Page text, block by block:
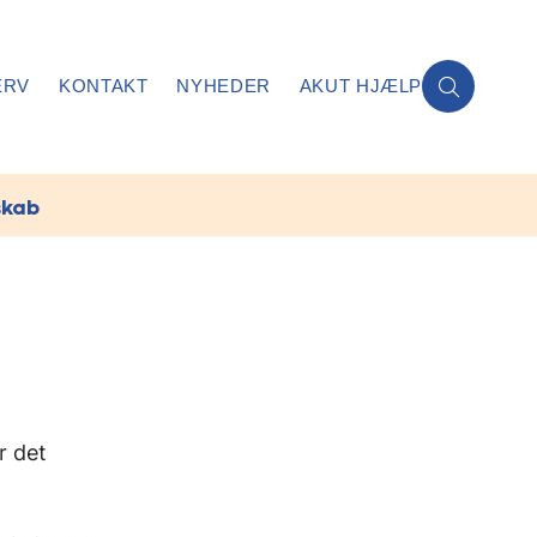
KONTAKT NYHEDER AKUT HJÆLP
det